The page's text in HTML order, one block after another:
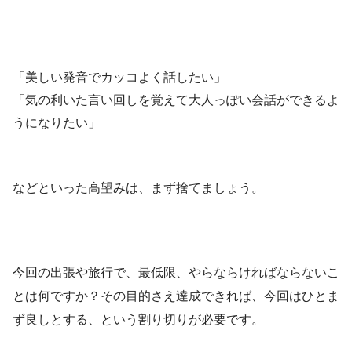
「美しい発音でカッコよく話したい」
「気の利いた言い回しを覚えて大人っぽい会話ができるよ
うになりたい」
などといった高望みは、まず捨てましょう。
今回の出張や旅行で、最低限、やらならければならないこ
とは何ですか？その目的さえ達成できれば、今回はひとま
ず良しとする、という割り切りが必要です。